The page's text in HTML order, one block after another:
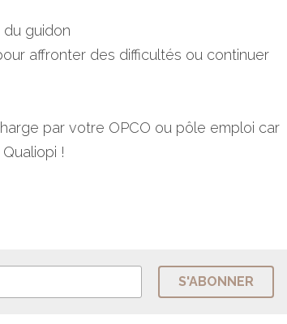
guidon
affronter des difficultés ou continuer
par votre OPCO ou pôle emploi car
!
S'ABONNER